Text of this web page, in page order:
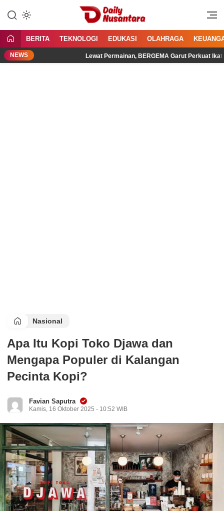
konten
Daily Nusantara
Menyajikan Fakta, Menginspirasi
BERITA TEKNOLOGI EDUKASI OLAHRAGA
Lewat Permainan, BERGEMA Garut Perkuat Ikatan
Apa Itu Kopi Toko Djawa dan
Mengapa Populer di Kalangan
Pecinta Kopi?
Favian Saputra